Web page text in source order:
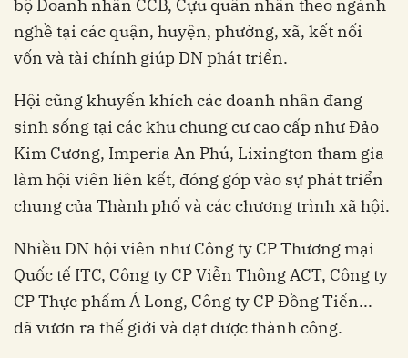
bộ Doanh nhân CCB, Cựu quân nhân theo ngành
nghề tại các quận, huyện, phường, xã, kết nối
vốn và tài chính giúp DN phát triển.
Hội cũng khuyến khích các doanh nhân đang
sinh sống tại các khu chung cư cao cấp như Đảo
Kim Cương, Imperia An Phú, Lixington tham gia
làm hội viên liên kết, đóng góp vào sự phát triển
chung của Thành phố và các chương trình xã hội.
Nhiều DN hội viên như Công ty CP Thương mại
Quốc tế ITC, Công ty CP Viễn Thông ACT, Công ty
CP Thực phẩm Á Long, Công ty CP Đồng Tiến...
đã vươn ra thế giới và đạt được thành công.